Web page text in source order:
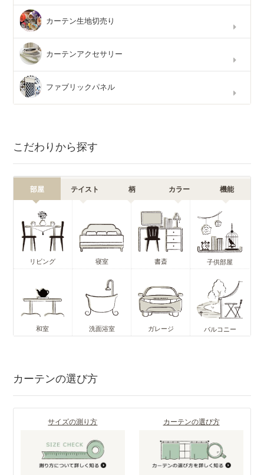
カーテン生地切売り
カーテンアクセサリー
ファブリックパネル
こだわりから探す
部屋 テイスト 柄 カラー 機能
リビング 寝室 書斎 子供部屋
和室 洗面浴室 ガレージ バルコニー
カーテンの選び方
サイズの測り方 カーテンの選び方